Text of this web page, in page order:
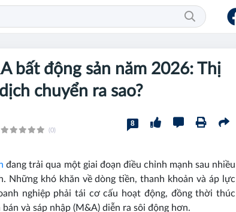
bất động sản năm 2026: Thị
chuyển ra sao?
(0)
8
đang trải qua một giai đoạn điều chỉnh mạnh sau nhiều
Những khó khăn về dòng tiền, thanh khoản và áp lực
nghiệp phải tái cơ cấu hoạt động, đồng thời thúc
và sáp nhập (M&A) diễn ra sôi động hơn.